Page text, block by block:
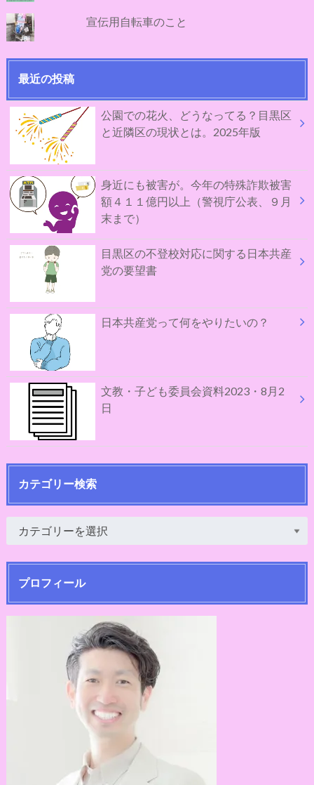
宣伝用自転車のこと
最近の投稿
公園での花火、どうなってる？目黒区
と近隣区の現状とは。2025年版
身近にも被害が。今年の特殊詐欺被害
額４１１億円以上（警視庁公表、９月
末まで）
目黒区の不登校対応に関する日本共産
党の要望書
日本共産党って何をやりたいの？
文教・子ども委員会資料2023・8月2
日
カテゴリー検索
プロフィール